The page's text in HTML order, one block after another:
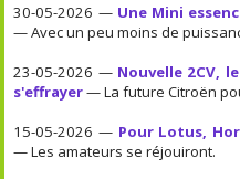
30-05-2026 — Une Mini
— Avec un peu moins de
23-05-2026 — Nouvelle 2CV,
s'effrayer— La future Citroën
15-05-2026 — Pour Lotus,
— Les amateurs se réjouiront.